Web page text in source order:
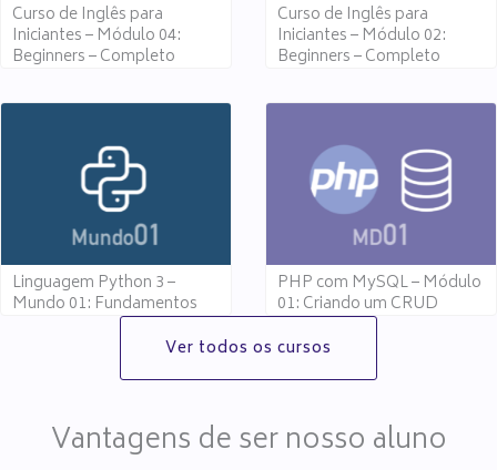
Curso de Inglês para
Iniciantes – Módulo 04:
Beginners – Completo
Curso de Inglês para
Iniciantes – Módulo 02:
Beginners – Completo
Linguagem Python 3 –
Mundo 01: Fundamentos
PHP com MySQL – Módulo
01: Criando um CRUD
Ver todos os cursos
Vantagens de ser nosso aluno